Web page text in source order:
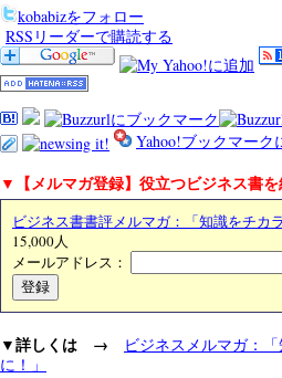
kobabizをフォロー
RSSリーダーで購読する
Yahoo!ブックマーク
▼【メルマガ登録】役立つビジネス書
ビジネス書書評メルマガ：「知識をチカ
15,000人
メールアドレス：
▼詳しくは →
ビジネスメルマガ：
に！」